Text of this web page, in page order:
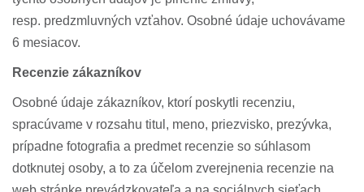
resp. predzmluvných vzťahov. Osobné údaje uchovávame
6 mesiacov.
Recenzie zákazníkov
Osobné údaje zákazníkov, ktorí poskytli recenziu,
spracúvame v rozsahu titul, meno, priezvisko, prezývka,
prípadne fotografia a predmet recenzie so súhlasom
dotknutej osoby, a to za účelom zverejnenia recenzie na